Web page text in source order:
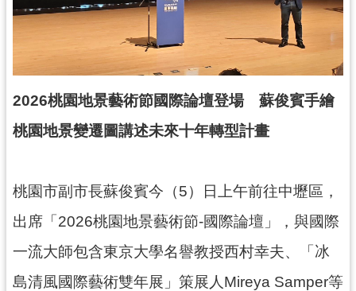
公
告
服
務
資
訊
公
開
2026桃園地景藝術節國際論壇登場 蘇俊賓手繪
桃園地景變遷圖講述未來十年轉型計畫
桃園市副市長蘇俊賓今（5）日上午前往中壢區，
出席「2026桃園地景藝術節-國際論壇」，與國際
一流大師包含東京大學名譽教授西村幸夫、「冰
島清風國際藝術雙年展」策展人Mireya Samper等